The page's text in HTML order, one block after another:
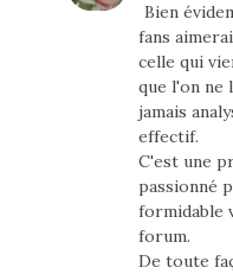
Bien
fans
celle qui
que l'on ne
jamais
effectif.
C'est une
passionné
formidable
forum.
De toute